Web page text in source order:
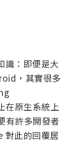
識：即便是大
，其實很多
在原生系統上
有許多開發者
對此的回覆居